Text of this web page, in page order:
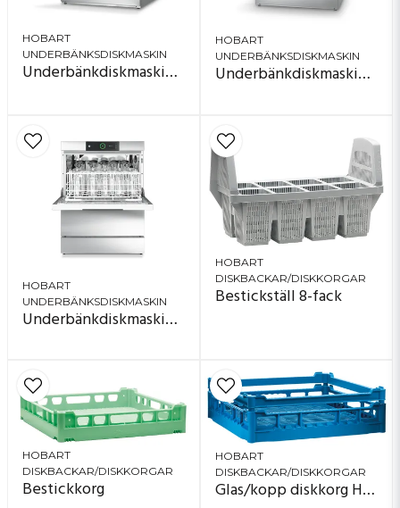
HOBART
UNDERBÄNKSDISKMASKIN
Underbänkdiskmaskin Premax FP-10C
HOBART
UNDERBÄNKSDISKMASKIN
Underbänkdiskmaskin Ecomax Plus F515
HOBART
UNDERBÄNKSDISKMASKIN
Underbänkdiskmaskin Premax GPC-RO-I-10C
HOBART
DISKBACKAR/DISKKORGAR
Bestickställ 8-fack
HOBART
DISKBACKAR/DISKKORGAR
Bestickkorg
HOBART
DISKBACKAR/DISKKORGAR
Glas/kopp diskkorg Höjd: 11 cm